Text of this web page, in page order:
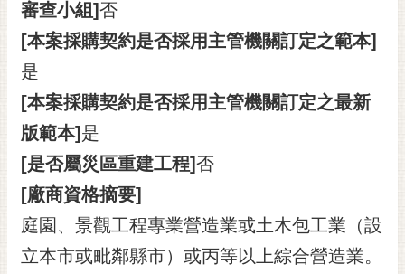
審查小組]否
[本案採購契約是否採用主管機關訂定之範本]
是
[本案採購契約是否採用主管機關訂定之最新
版範本] 是
[是否屬災區重建工程]否
[廠商資格摘要]
庭園、景觀工程專業營造業或土木包工業（設
立本市或毗鄰縣市）或丙等以上綜合營造業。